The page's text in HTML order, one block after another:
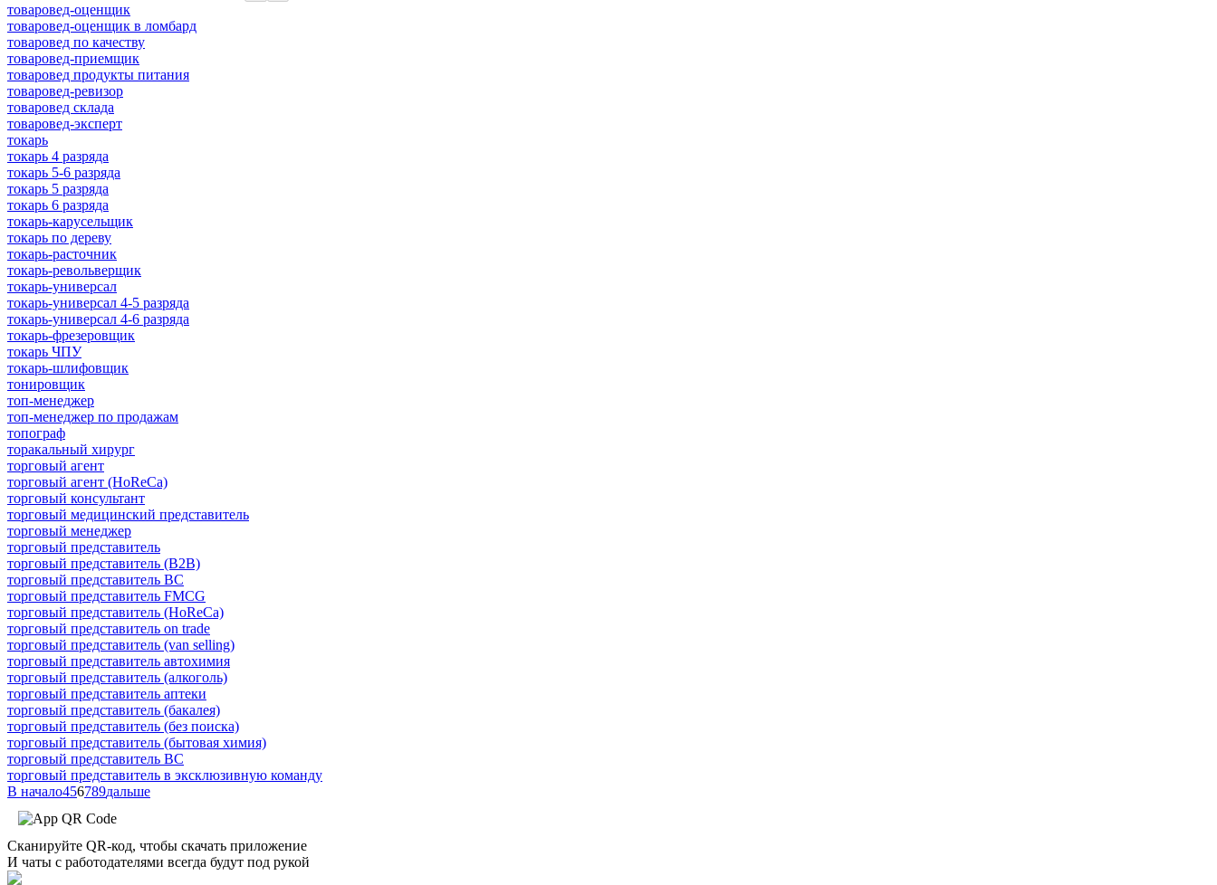
товаровед-оценщик
товаровед-оценщик в ломбард
товаровед по качеству
товаровед-приемщик
товаровед продукты питания
товаровед-ревизор
товаровед склада
товаровед-эксперт
токарь
токарь 4 разряда
токарь 5-6 разряда
токарь 5 разряда
токарь 6 разряда
токарь-карусельщик
токарь по дереву
токарь-расточник
токарь-револьверщик
токарь-универсал
токарь-универсал 4-5 разряда
токарь-универсал 4-6 разряда
токарь-фрезеровщик
токарь ЧПУ
токарь-шлифовщик
тонировщик
топ-менеджер
топ-менеджер по продажам
топограф
торакальный хирург
торговый агент
торговый агент (HoReCa)
торговый консультант
торговый медицинский представитель
торговый менеджер
торговый представитель
торговый представитель (B2B)
торговый представитель BC
торговый представитель FMCG
торговый представитель (HoReCa)
торговый представитель on trade
торговый представитель (van selling)
торговый представитель автохимия
торговый представитель (алкоголь)
торговый представитель аптеки
торговый представитель (бакалея)
торговый представитель (без поиска)
торговый представитель (бытовая химия)
торговый представитель ВС
торговый представитель в эксклюзивную команду
В начало456789дальше
Сканируйте QR-код, чтобы скачать приложение
И чаты с работодателями всегда будут под рукой